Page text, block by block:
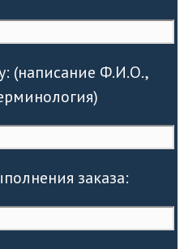
(написание Ф.И.О.,
заказа: